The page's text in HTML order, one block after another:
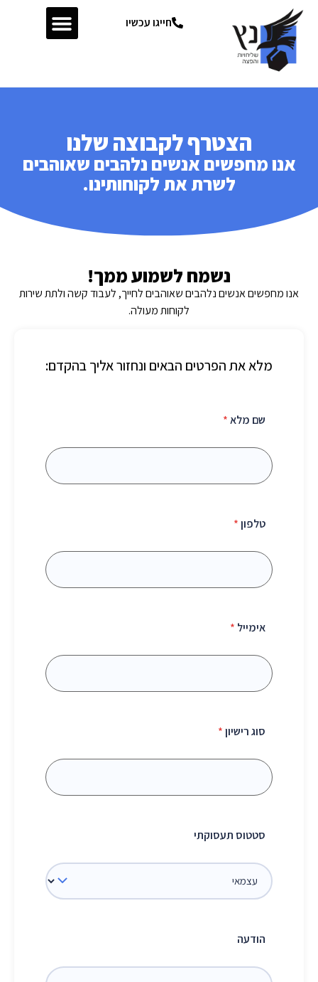
חייגו עכשיו
הצטרף לקבוצה שלנו
אנו מחפשים אנשים נלהבים שאוהבים
לשרת את לקוחותינו.
נשמח לשמוע ממך!
אנו מחפשים אנשים נלהבים שאוהבים לחייך, לעבוד קשה ולתת שירות
לקוחות מעולה.
מלא את הפרטים הבאים ונחזור אליך בהקדם:
שם מלא*
טלפון*
אימייל *
סוג רישיון*
סטטוס תעסוקתי
הודעה